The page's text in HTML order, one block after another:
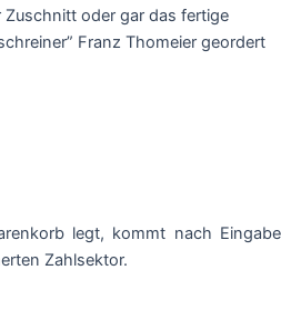
oder gar das fertige
Franz Thomeier geordert
legt, kommt nach Eingabe
Zahlsektor.